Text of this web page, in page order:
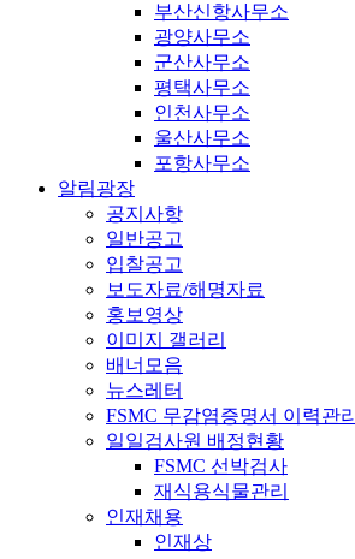
부산신항사무소
광양사무소
군산사무소
평택사무소
인천사무소
울산사무소
포항사무소
알림광장
공지사항
일반공고
입찰공고
보도자료/해명자료
홍보영상
이미지 갤러리
배너모음
뉴스레터
FSMC 무감염증명서 이력관리
일일검사원 배정현황
FSMC 선박검사
재식용식물관리
인재채용
인재상